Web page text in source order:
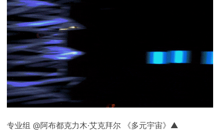
专业组 @阿布都克力木·艾克拜尔 《多元宇宙》▲